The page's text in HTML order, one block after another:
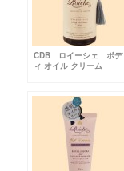
CDB ロイーシェ ボデ
ィ オイル クリーム